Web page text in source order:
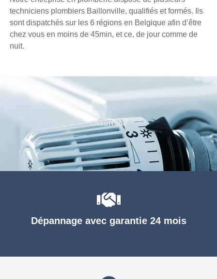
techniciens plombiers Baillonville, qualifiés et formés. Ils
sont dispatchés sur les 6 régions en Belgique afin d’être
chez vous en moins de 45min, et ce, de jour comme de
nuit.
Dépannage avec garantie 24 mois
Chauffage